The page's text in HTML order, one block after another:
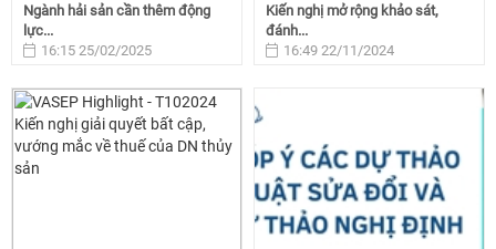
Ngành hải sản cần thêm động
lực...
16:15 25/02/2025
Kiến nghị mở rộng khảo sát,
đánh...
16:49 22/11/2024